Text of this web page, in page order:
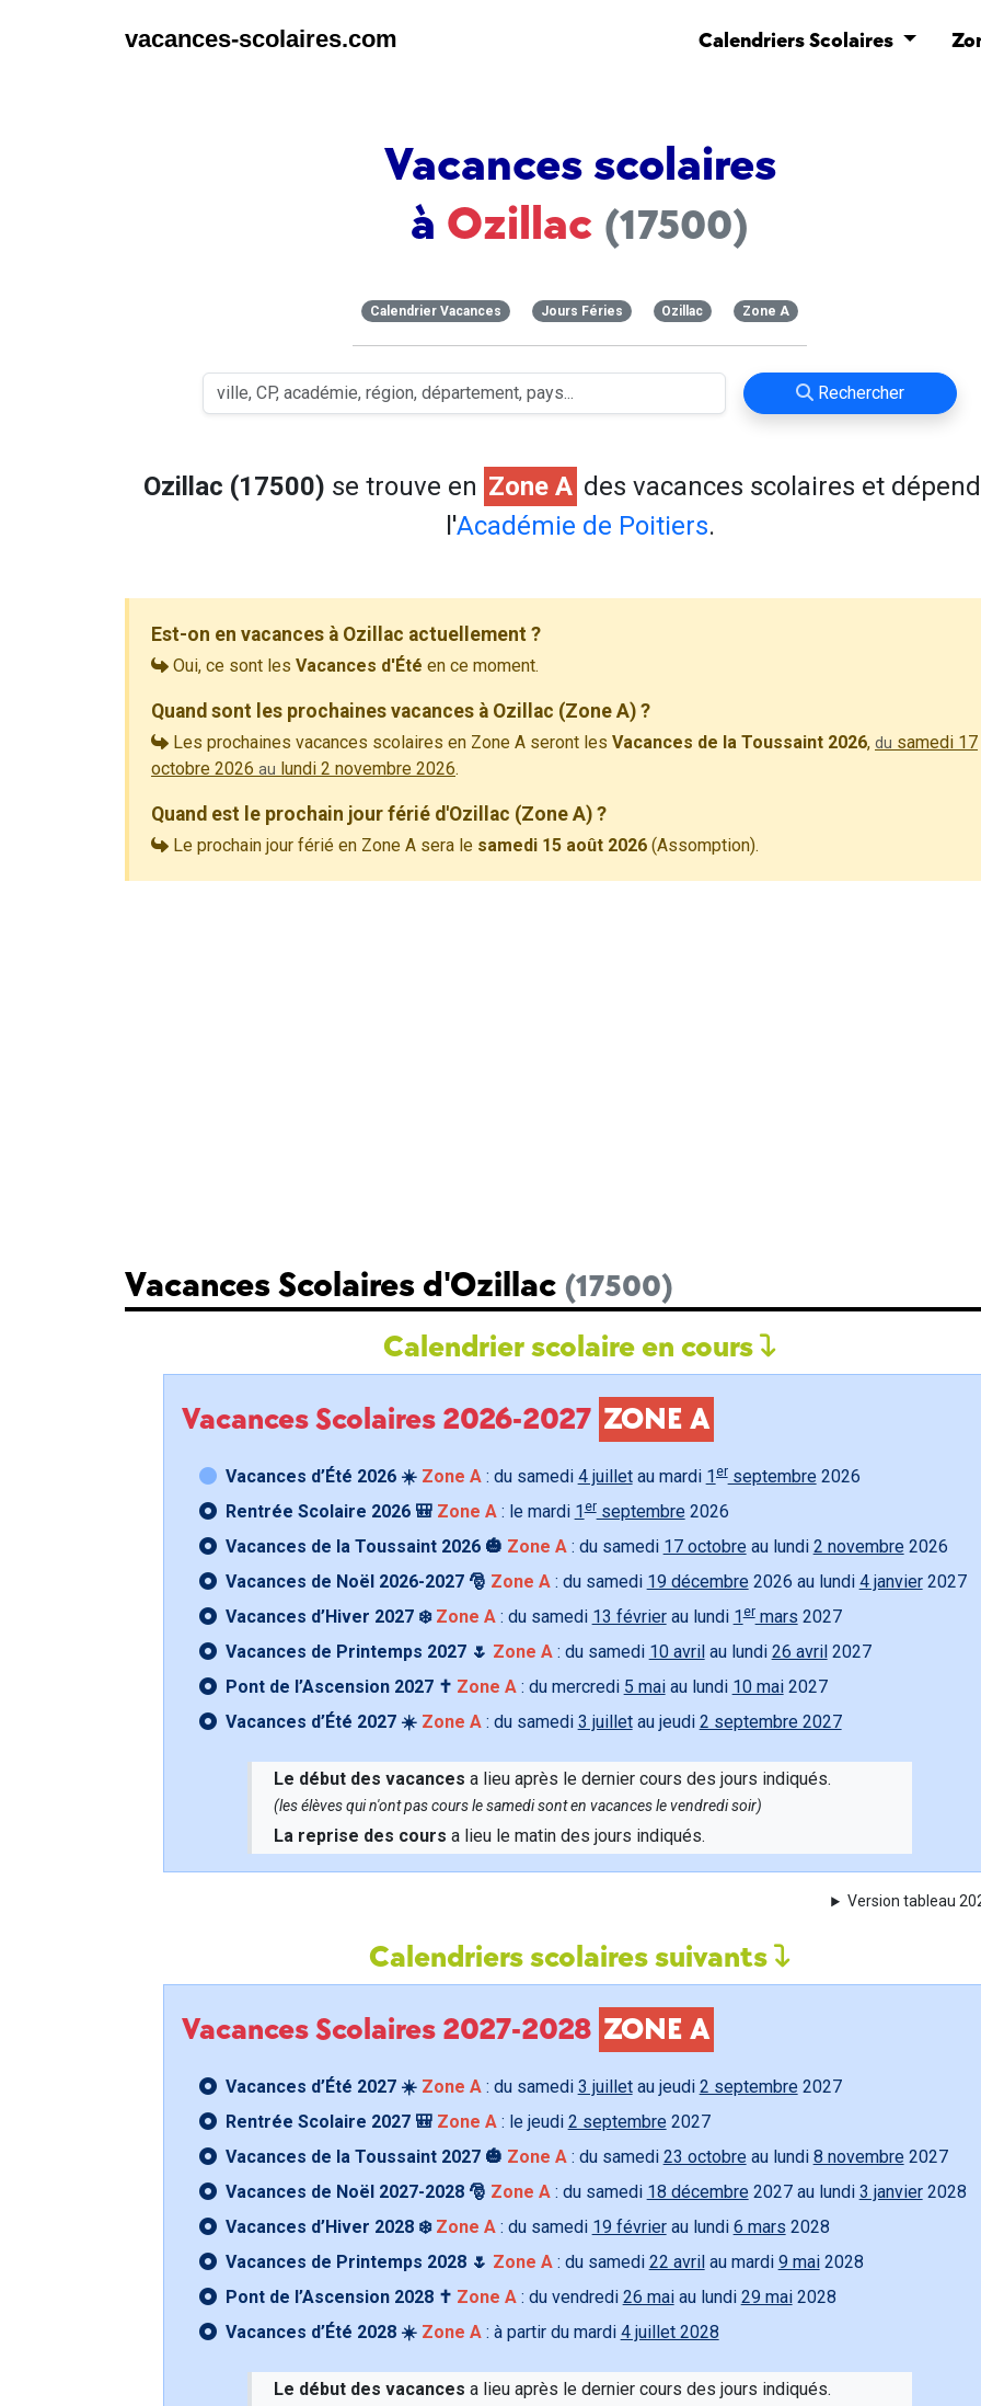
vacances-scolaires.com Calendriers Scolaires
Vacances scolaires
à Ozillac (17500)
Calendrier Vacances Jours Féries Ozillac Zone A
Rechercher
Ozillac (17500) se trouve en Zone A des vacances scolaires et
l'Académie de Poitiers.
Est-on en vacances à Ozillac actuellement ?
Oui, ce sont les Vacances d'Été en ce moment.
Quand sont les prochaines vacances à Ozillac (Zone A) ?
Les prochaines vacances scolaires en Zone A seront les Vacances de la Toussaint 2026, du samedi 17
octobre 2026 au lundi 2 novembre 2026.
Quand est le prochain jour férié d'Ozillac (Zone A) ?
Le prochain jour férié en Zone A sera le samedi 15 août 2026 (Assomption).
Vacances Scolaires d'Ozillac (17500)
Calendrier scolaire en cours
Vacances Scolaires 2026-2027 ZONE A
Vacances d’Été 2026 ☀️ Zone A: du samedi 4 juilletau mardi 1 erseptembre 2026
Rentrée Scolaire 2026 🎒 Zone A: le mardi 1erseptembre 2026
Vacances de la Toussaint 2026 🎃 Zone A: du samedi 17 octobre au lundi 2 novembre 2026
Vacances de Noël 2026-2027 🎅 Zone A: du samedi 19 décembre 2026 au lundi 4 janvier2027
Vacances d’Hiver 2027 ❄️ Zone A: du samedi 13 févrierau lundi 1ermars 2027
Vacances de Printemps 2027 🌷 Zone A: du samedi 10 avril au lundi 26 avril 2027
Pont de l’Ascension 2027 ✝️ Zone A: du mercredi 5 maiau lundi 10 mai2027
Vacances d’Été 2027 ☀️ Zone A: du samedi 3 juilletau jeudi 2 septembre 2027
Le début des vacances a lieu après le dernier cours des jours indiqués.
(les élèves qui n'ont pas cours le samedi sont en vacances le vendredi soir)
La reprise des cours a lieu le matin des jours indiqués.
Version tableau
Calendriers scolaires suivants
Vacances Scolaires 2027-2028 ZONE A
Vacances d’Été 2027 ☀️ Zone A: du samedi 3 juilletau jeudi 2 septembre 2027
Rentrée Scolaire 2027 🎒 Zone A: le jeudi 2 septembre 2027
Vacances de la Toussaint 2027 🎃 Zone A: du samedi 23 octobre au lundi 8 novembre 2027
Vacances de Noël 2027-2028 🎅 Zone A: du samedi 18 décembre 2027 au lundi 3 janvier2028
Vacances d’Hiver 2028 ❄️ Zone A: du samedi 19 févrierau lundi 6 mars 2028
Vacances de Printemps 2028 🌷 Zone A: du samedi 22 avril au mardi 9 mai2028
Pont de l’Ascension 2028 ✝️ Zone A: du vendredi 26 maiau lundi 29 mai2028
Vacances d’Été 2028 ☀️ Zone A: à partir du mardi 4 juillet 2028
Le début des vacances a lieu après le dernier cours des jours indiqués.